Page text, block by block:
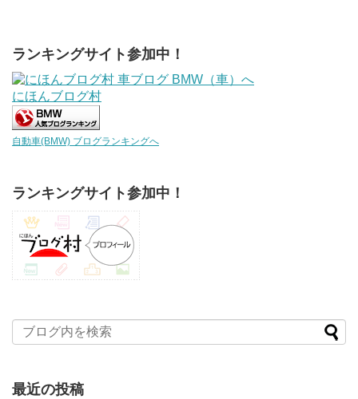
ランキングサイト参加中！
にほんブログ村
自動車(BMW) ブログランキングへ
ランキングサイト参加中！
最近の投稿